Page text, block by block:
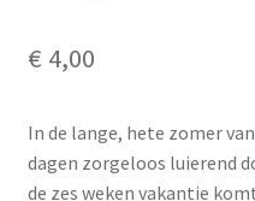
€ 4,00
In de lange, hete zomer
dagen zorgeloos luierend
de zes weken vakantie